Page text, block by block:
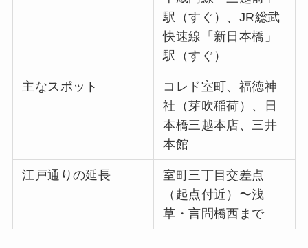
駅（すぐ）、JR総武
快速線「新日本橋」
駅（すぐ）
主なスポット
コレド室町、福徳神
社（芽吹稲荷）、日
本橋三越本店、三井
本館
江戸通りの延長
室町三丁目交差点
（起点付近）〜浅
草・言問橋西まで